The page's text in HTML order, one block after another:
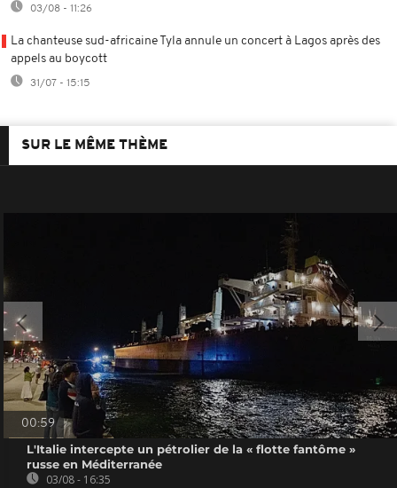
03/08 - 11:26
La chanteuse sud-africaine Tyla annule un concert à Lagos après des
appels au boycott
31/07 - 15:15
SUR LE MÊME THÈME
00:59
L'Italie intercepte un pétrolier de la « flotte fantôme »
russe en Méditerranée
03/08 - 16:35